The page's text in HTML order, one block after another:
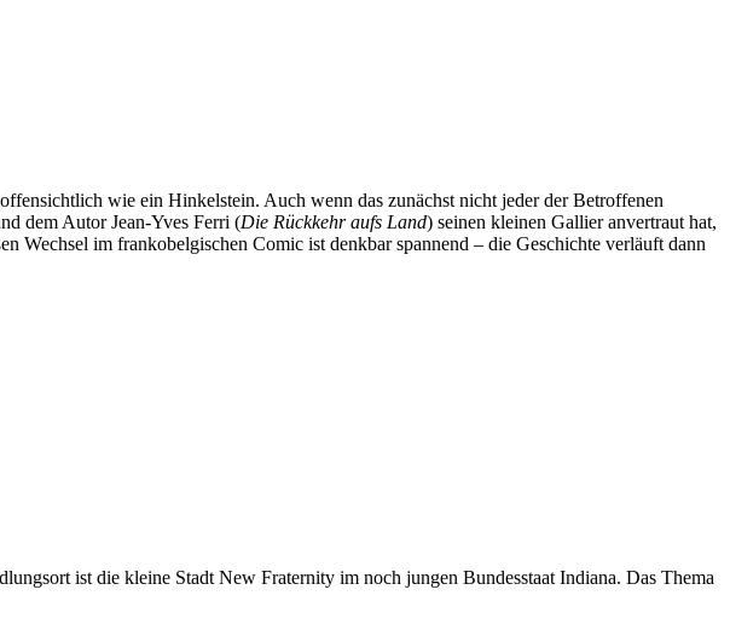
wie ein Hinkelstein. Auch wenn das zunächst nicht jeder der Betroffenen
dem Autor Jean-Yves Ferri (Die Rückkehr aufs Land) seinen kleinen Gallier anvertraut hat,
Wechsel im frankobelgischen Comic ist denkbar spannend – die Geschichte verläuft dann
ist die kleine Stadt New Fraternity im noch jungen Bundesstaat Indiana. Das Thema